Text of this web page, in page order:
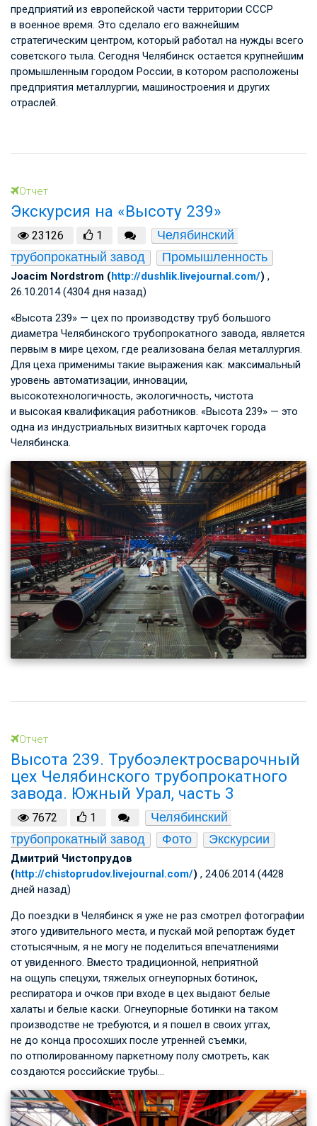
предприятий из европейской части территории СССР
в военное время. Это сделало его важнейшим
стратегическим центром, который работал на нужды всего
советского тыла. Сегодня Челябинск остается крупнейшим
промышленным городом России, в котором расположены
предприятия металлургии, машиностроения и других
отраслей.
Отчет
Экскурсия на «Высоту 239»
23126 1
Челябинский
трубопрокатный завод
Промышленность
Joacim Nordstrom (http://dushlik.livejournal.com/) ,
26.10.2014 (4304 дня назад)
«Высота 239» — цех по производству труб большого
диаметра Челябинского трубопрокатного завода, является
первым в мире цехом, где реализована белая металлургия.
Для цеха применимы такие выражения как: максимальный
уровень автоматизации, инновации,
высокотехнологичность, экологичность, чистота
и высокая квалификация работников. «Высота 239» — это
одна из индустриальных визитных карточек города
Челябинска.
Отчет
Высота 239. Трубоэлектросварочный
цех Челябинского трубопрокатного
завода. Южный Урал, часть 3
7672 1
Челябинский
трубопрокатный завод
Фото Экскурсии
Дмитрий Чистопрудов
(http://chistoprudov.livejournal.com/) , 24.06.2014 (4428
дней назад)
До поездки в Челябинск я уже не раз смотрел фотографии
этого удивительного места, и пускай мой репортаж будет
стотысячным, я не могу не поделиться впечатлениями
от увиденного. Вместо традиционной, неприятной
на ощупь спецухи, тяжелых огнеупорных ботинок,
респиратора и очков при входе в цех выдают белые
халаты и белые каски. Огнеупорные ботинки на таком
производстве не требуются, и я пошел в своих уггах,
не до конца просохших после утренней съемки,
по отполированному паркетному полу смотреть, как
создаются российские трубы…